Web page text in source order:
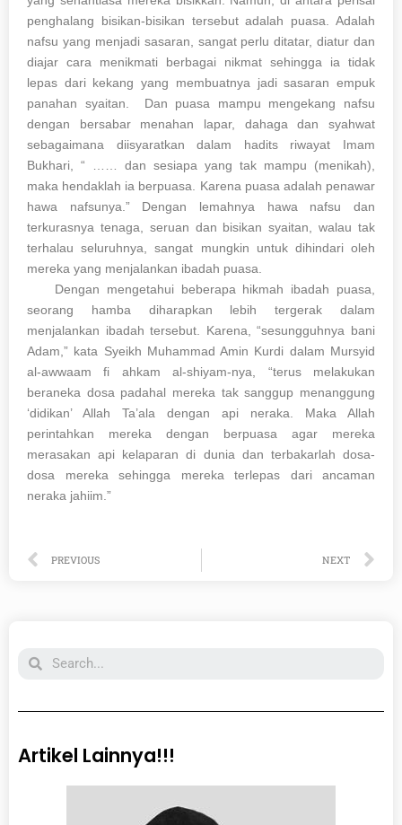
penghalang bisikan-bisikan tersebut adalah puasa. Adalah
nafsu yang menjadi sasaran, sangat perlu ditatar, diatur dan
diajar cara menikmati berbagai nikmat sehingga ia tidak
lepas dari kekang yang membuatnya jadi sasaran empuk
panahan syaitan. Dan puasa mampu mengekang nafsu
dengan bersabar menahan lapar, dahaga dan syahwat
sebagaimana diisyaratkan dalam hadits riwayat Imam
Bukhari, “ …… dan sesiapa yang tak mampu (menikah),
maka hendaklah ia berpuasa. Karena puasa adalah penawar
hawa nafsunya.” Dengan lemahnya hawa nafsu dan
terkurasnya tenaga, seruan dan bisikan syaitan, walau tak
terhalau seluruhnya, sangat mungkin untuk dihindari oleh
mereka yang menjalankan ibadah puasa.
Dengan mengetahui beberapa hikmah ibadah puasa,
seorang hamba diharapkan lebih tergerak dalam
menjalankan ibadah tersebut. Karena, “sesungguhnya bani
Adam,” kata Syeikh Muhammad Amin Kurdi dalam Mursyid
al-awwaam fi ahkam al-shiyam-nya, “terus melakukan
beraneka dosa padahal mereka tak sanggup menanggung
‘didikan’ Allah Ta’ala dengan api neraka. Maka Allah
perintahkan mereka dengan berpuasa agar mereka
merasakan api kelaparan di dunia dan terbakarlah dosa-
dosa mereka sehingga mereka terlepas dari ancaman
neraka jahiim.”
Prev
PREVIOUS NEXT
Artikel Lainnya!!!